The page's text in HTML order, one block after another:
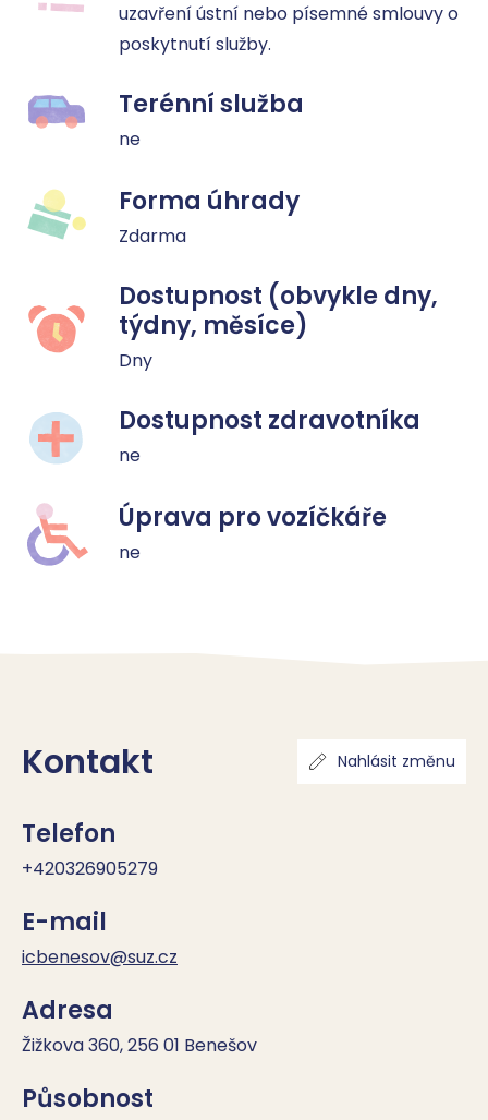
uzavření ústní nebo písemné smlouvy o
poskytnutí služby.
Terénní služba
ne
Forma úhrady
Zdarma
Dostupnost (obvykle dny,
týdny, měsíce)
Dny
Dostupnost zdravotníka
ne
Úprava pro vozíčkáře
ne
Kontakt Nahlásit změnu
Telefon
+420326905279
E-mail
icbenesov@suz.cz
Adresa
Žižkova 360, 256 01 Benešov
Působnost